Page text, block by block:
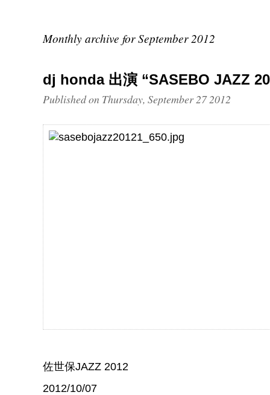
Monthly archive for September 2012
dj honda 出演 “SASEBO JAZZ
Published on Thursday, September 27 2012
佐世保JAZZ 2012
2012/10/07